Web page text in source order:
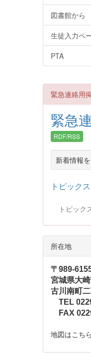
図書館から
生徒入力ペ
PTA
緊急連絡用
緊急
RDF/RSS
新着情報
トピック
トピック
所在地
〒989-
宮城県大
古川南町
TEL
FAX
地図はこち